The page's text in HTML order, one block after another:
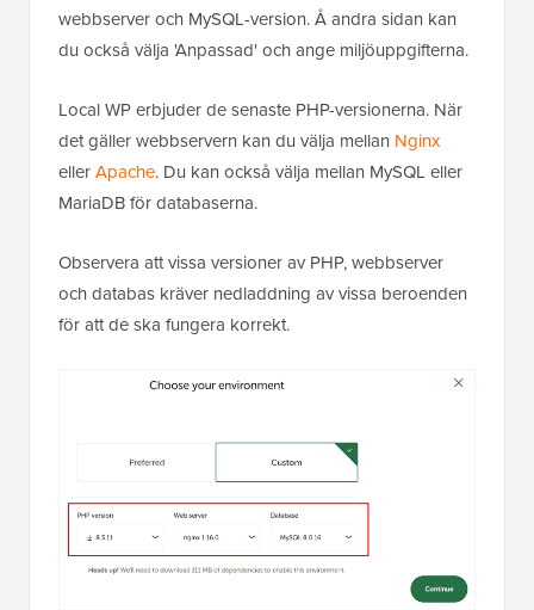
webbserver och MySQL-version. Å andra sidan kan
du också välja 'Anpassad' och ange miljöuppgifterna.
Local WP erbjuder de senaste PHP-versionerna. När
det gäller webbservern kan du välja mellan Nginx
ellerApache. Du kan också välja mellan MySQL eller
MariaDB för databaserna.
Observera att vissa versioner av PHP, webbserver
och databas kräver nedladdning av vissa beroenden
för att de ska fungera korrekt.